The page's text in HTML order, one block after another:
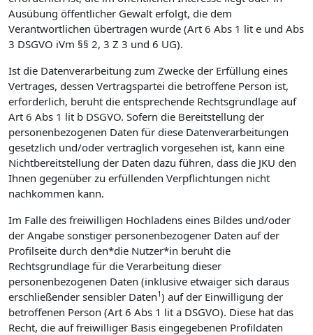
Ausübung öffentlicher Gewalt erfolgt, die dem
Verantwortlichen übertragen wurde (Art 6 Abs 1 lit e und Abs
3 DSGVO iVm §§ 2, 3 Z 3 und 6 UG).
Ist die Datenverarbeitung zum Zwecke der Erfüllung eines
Vertrages, dessen Vertragspartei die betroffene Person ist,
erforderlich, beruht die entsprechende Rechtsgrundlage auf
Art 6 Abs 1 lit b DSGVO. Sofern die Bereitstellung der
personenbezogenen Daten für diese Datenverarbeitungen
gesetzlich und/oder vertraglich vorgesehen ist, kann eine
Nichtbereitstellung der Daten dazu führen, dass die JKU den
Ihnen gegenüber zu erfüllenden Verpflichtungen nicht
nachkommen kann.
Im Falle des freiwilligen Hochladens eines Bildes und/oder
der Angabe sonstiger personenbezogener Daten auf der
Profilseite durch den*die Nutzer*in beruht die
Rechtsgrundlage für die Verarbeitung dieser
personenbezogenen Daten (inklusive etwaiger sich daraus
erschließender sensibler Daten1) auf der Einwilligung der
betroffenen Person (Art 6 Abs 1 lit a DSGVO). Diese hat das
Recht, die auf freiwilliger Basis eingegebenen Profildaten